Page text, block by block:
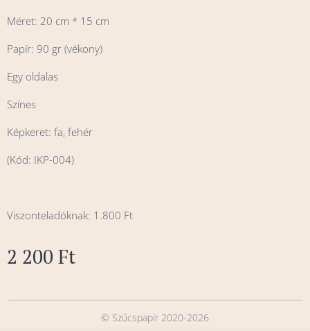
Méret: 20 cm * 15 cm
Papír: 90 gr (vékony)
Egy oldalas
Színes
Képkeret: fa, fehér
(Kód: IKP-004)
Viszonteladóknak: 1.800 Ft
2 200 Ft
© Szűcspapír 2020-2026